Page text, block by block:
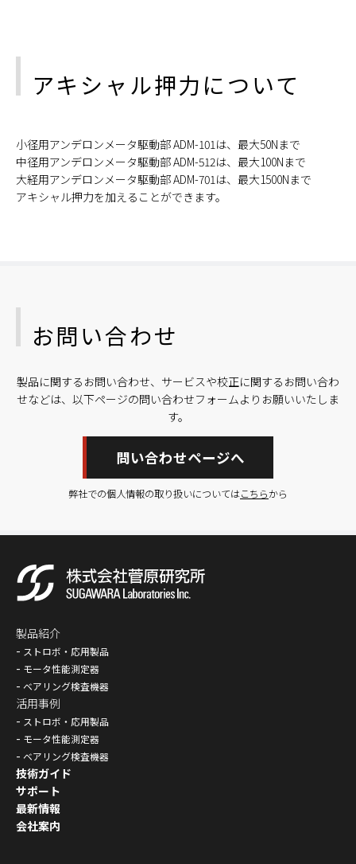
アキシャル押力について
小径用アンデロンメータ駆動部 ADM-101は、最大50Nまで
中径用アンデロンメータ駆動部 ADM-512は、最大100Nまで
大経用アンデロンメータ駆動部 ADM-701は、最大1500Nまで
アキシャル押力を加えることができます。
お問い合わせ
製品に関するお問い合わせ、サービスや校正に関するお問い合わ
せなどは、以下ページの問い合わせフォームよりお願いいたしま
す。
問い合わせページへ
弊社での個人情報の取り扱いについてはこちらから
製品紹介
ストロボ・応用製品
モータ性能測定器
ベアリング検査機器
活用事例
ストロボ・応用製品
モータ性能測定器
ベアリング検査機器
技術ガイド
サポート
最新情報
会社案内